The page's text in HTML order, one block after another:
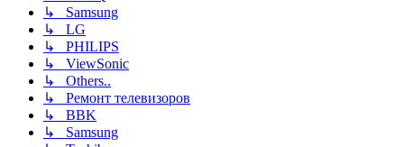
↳ Samsung
↳ LG
↳ PHILIPS
↳ ViewSonic
↳ Others..
↳ Ремонт телевизоров
↳ BBK
↳ Samsung